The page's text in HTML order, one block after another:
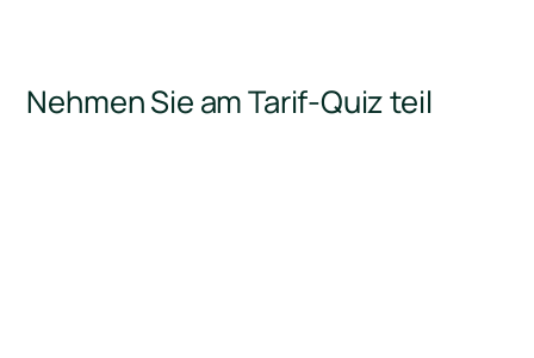
Nehmen Sie am Tarif-Quiz teil